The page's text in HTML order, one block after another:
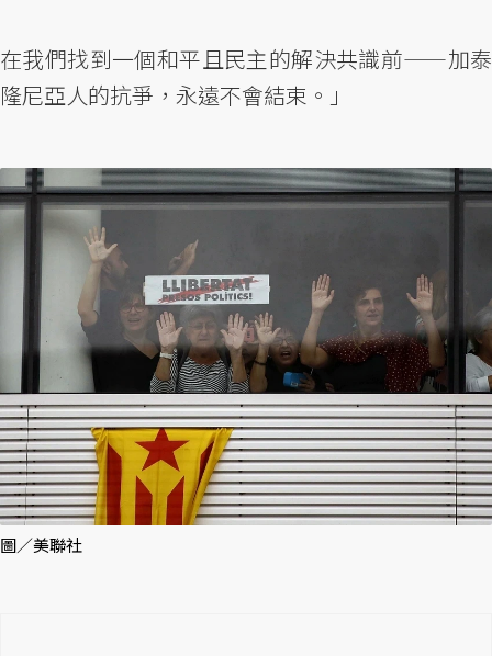
在我們找到一個和平且民主的解決共識前——加泰
隆尼亞人的抗爭，永遠不會結束。」
圖／美聯社